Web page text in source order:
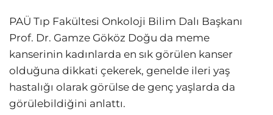
PAÜ Tıp Fakültesi Onkoloji Bilim Dalı Başkanı
Prof. Dr. Gamze Gököz Doğu da meme
kanserinin kadınlarda en sık görülen kanser
olduğuna dikkati çekerek, genelde ileri yaş
hastalığı olarak görülse de genç yaşlarda da
görülebildiğini anlattı.